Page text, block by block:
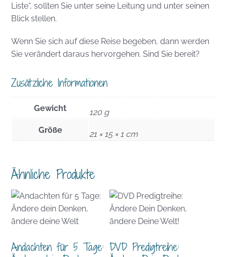
Liste“, sollten Sie unter seine Leitung und unter seinen
Blick stellen.
Wenn Sie sich auf diese Reise begeben, dann werden
Sie verändert daraus hervorgehen. Sind Sie bereit?
Zusätzliche Informationen
Gewicht
120 g
Größe
21 × 15 × 1 cm
Ähnliche Produkte
Andachten für 5 Tage: DVD Predigtreihe: